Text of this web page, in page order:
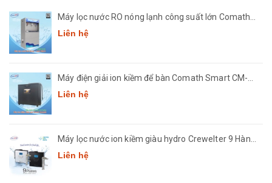
Máy lọc nước RO nóng lạnh công suất lớn Comath
CM2681-50
Liên hệ
Máy điện giải ion kiềm để bàn Comath Smart CM-
3668
Liên hệ
Máy lọc nước ion kiềm giàu hydro Crewelter 9 Hàn
Quốc
Liên hệ